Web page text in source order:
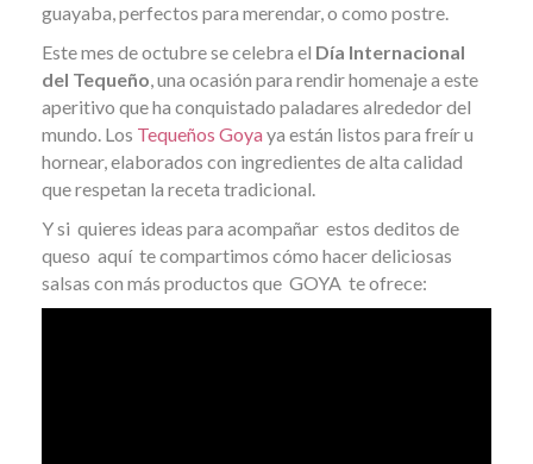
guayaba, perfectos para merendar, o como postre.
Este mes de octubre se celebra el Día Internacional
del Tequeño, una ocasión para rendir homenaje a este
aperitivo que ha conquistado paladares alrededor del
mundo. Los Tequeños Goyaya están listos para freír u
hornear, elaborados con ingredientes de alta calidad
que respetan la receta tradicional.
Y si quieres ideas para acompañar estos deditos de
queso aquí te compartimos cómo hacer deliciosas
salsas con más productos que GOYA te ofrece: